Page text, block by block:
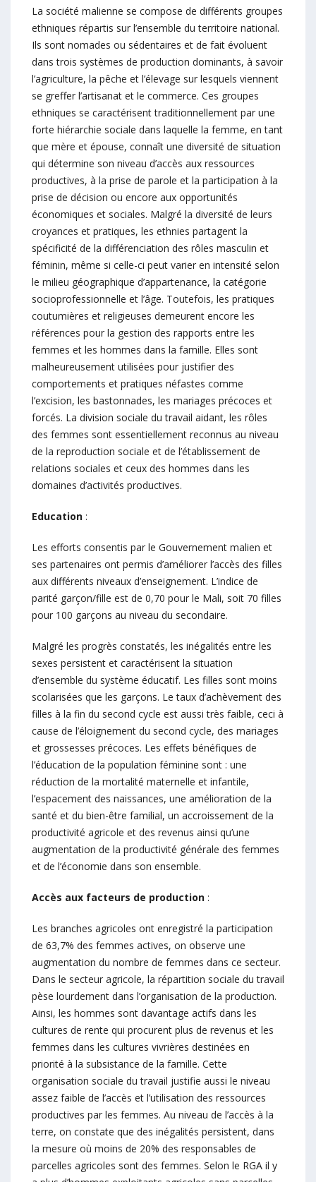
La société malienne se compose de différents groupes
ethniques répartis sur l’ensemble du territoire national.
Ils sont nomades ou sédentaires et de fait évoluent
dans trois systèmes de production dominants, à savoir
l’agriculture, la pêche et l’élevage sur lesquels viennent
se greffer l’artisanat et le commerce. Ces groupes
ethniques se caractérisent traditionnellement par une
forte hiérarchie sociale dans laquelle la femme, en tant
que mère et épouse, connaît une diversité de situation
qui détermine son niveau d’accès aux ressources
productives, à la prise de parole et la participation à la
prise de décision ou encore aux opportunités
économiques et sociales. Malgré la diversité de leurs
croyances et pratiques, les ethnies partagent la
spécificité de la différenciation des rôles masculin et
féminin, même si celle-ci peut varier en intensité selon
le milieu géographique d’appartenance, la catégorie
socioprofessionnelle et l’âge. Toutefois, les pratiques
coutumières et religieuses demeurent encore les
références pour la gestion des rapports entre les
femmes et les hommes dans la famille. Elles sont
malheureusement utilisées pour justifier des
comportements et pratiques néfastes comme
l’excision, les bastonnades, les mariages précoces et
forcés. La division sociale du travail aidant, les rôles
des femmes sont essentiellement reconnus au niveau
de la reproduction sociale et de l’établissement de
relations sociales et ceux des hommes dans les
domaines d’activités productives.
Education :
Les efforts consentis par le Gouvernement malien et
ses partenaires ont permis d’améliorer l’accès des filles
aux différents niveaux d’enseignement. L’indice de
parité garçon/fille est de 0,70 pour le Mali, soit 70 filles
pour 100 garçons au niveau du secondaire.
Malgré les progrès constatés, les inégalités entre les
sexes persistent et caractérisent la situation
d’ensemble du système éducatif. Les filles sont moins
scolarisées que les garçons. Le taux d’achèvement des
filles à la fin du second cycle est aussi très faible, ceci à
cause de l’éloignement du second cycle, des mariages
et grossesses précoces. Les effets bénéfiques de
l’éducation de la population féminine sont : une
réduction de la mortalité maternelle et infantile,
l’espacement des naissances, une amélioration de la
santé et du bien-être familial, un accroissement de la
productivité agricole et des revenus ainsi qu’une
augmentation de la productivité générale des femmes
et de l’économie dans son ensemble.
Accès aux facteurs de production :
Les branches agricoles ont enregistré la participation
de 63,7% des femmes actives, on observe une
augmentation du nombre de femmes dans ce secteur.
Dans le secteur agricole, la répartition sociale du travail
pèse lourdement dans l’organisation de la production.
Ainsi, les hommes sont davantage actifs dans les
cultures de rente qui procurent plus de revenus et les
femmes dans les cultures vivrières destinées en
priorité à la subsistance de la famille. Cette
organisation sociale du travail justifie aussi le niveau
assez faible de l’accès et l’utilisation des ressources
productives par les femmes. Au niveau de l’accès à la
terre, on constate que des inégalités persistent, dans
la mesure où moins de 20% des responsables de
parcelles agricoles sont des femmes. Selon le RGA il y